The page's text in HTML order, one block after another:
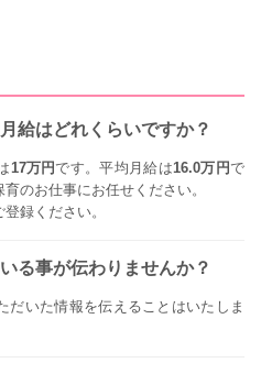
給はどれくらいですか？
17万円です。平均月給は16.0万円で
のお仕事にお任せください。
録ください。
る事が伝わりませんか？
だいた情報を伝えることはいたしま